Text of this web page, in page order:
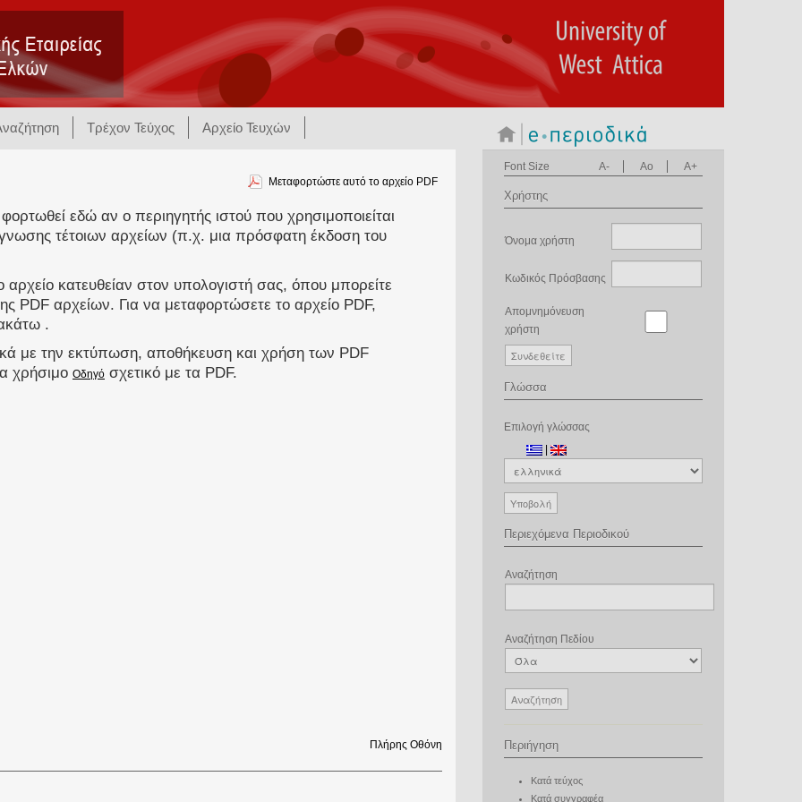
Τρέχον Τεύχος Αρχείο Τευχών
Μεταφορτώστε αυτό το αρχείο PDF
εδώ αν ο περιηγητής ιστού που χρησιμοποιείται
τέτοιων αρχείων (π.χ. μια πρόσφατη έκδοση του
κατευθείαν στον υπολογιστή σας, όπου μπορείτε
PDF αρχείων. Για να μεταφορτώσετε το αρχείο PDF,
.
με την εκτύπωση, αποθήκευση και χρήση των PDF
χρήσιμο Οδηγό σχετικό με τα PDF.
Πλήρης Οθόνη
Font Size A- Ao A+
Χρήστης
Όνομα χρήστη
Κωδικός Πρόσβασης
Απομνημόνευση
χρήστη
Γλώσσα
Επιλογή γλώσσας
|
Περιεχόμενα Περιοδικού
Αναζήτηση
Αναζήτηση Πεδίου
Περιήγηση
Κατά τεύχος
Κατά συγγραφέα